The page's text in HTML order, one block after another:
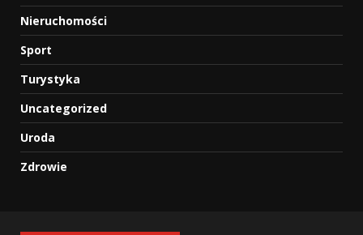
Nieruchomości
Sport
Turystyka
Uncategorized
Uroda
Zdrowie